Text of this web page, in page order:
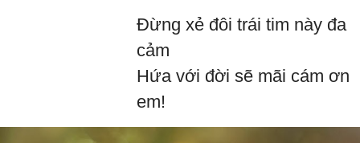
Đừng xẻ đôi trái tim này đa
cảm
Hứa với đời sẽ mãi cám ơn
em!